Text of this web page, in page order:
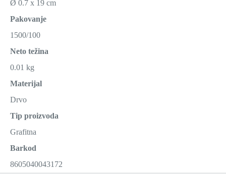
Ø 0.7 x 19 cm
Pakovanje
1500/100
Neto težina
0.01 kg
Materijal
Drvo
Tip proizvoda
Grafitna
Barkod
8605040043172